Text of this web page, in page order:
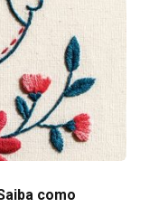
como